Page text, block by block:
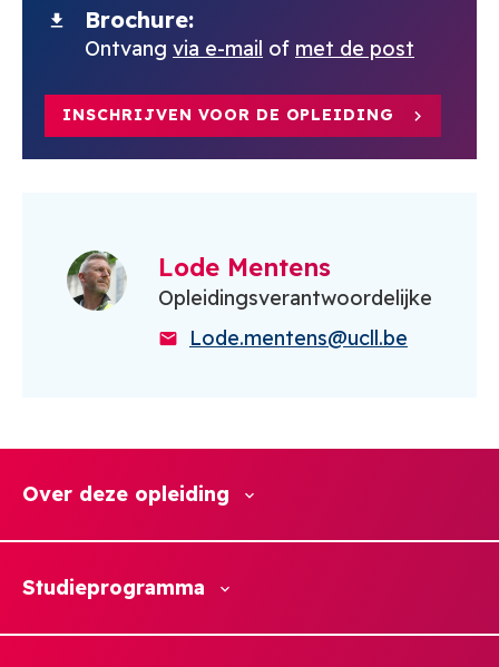
Brochure
Ontvang via e-mail of met de post
INSCHRIJVEN VOOR DE OPLEIDING
Lode Mentens
Opleidingsverantwoordelijke
Lode.mentens@ucll.be
Over deze opleiding
Studieprogramma